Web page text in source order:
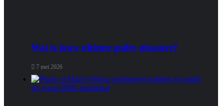
Wat is jouw ultieme guilty pleasure?
7 mei 2026